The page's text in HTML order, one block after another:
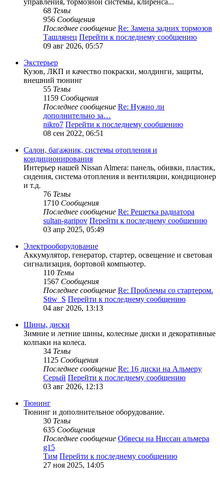
управления, тормозной системы, клиренса...
68 Темы
956 Сообщения
Последнее сообщение Re: Замена задних тормозов
Ташлянец Перейти к последнему сообщению
09 авг 2026, 05:57
Экстерьер
Кузов, ЛКП и качество покраски, молдинги, защиты,
внешний тюнинг
55 Темы
1159 Сообщения
Последнее сообщение Re: Нужно ли
дополнительно за…
nikro7 Перейти к последнему сообщению
08 сен 2022, 06:51
Салон, багажник, системы отопления и
кондиционирования
Интерьер нашей Nissan Almera: панель, обивки, пластик,
сидения, система отопления и вентиляции, кондиционер
и т.д.
76 Темы
1710 Сообщения
Последнее сообщение Re: Решетка радиатора
sultan-garipov Перейти к последнему сообщению
03 апр 2025, 05:49
Электрооборудование
Аккумулятор, генератор, стартер, освещение и световая
сигнализация, бортовой компьютер.
110 Темы
1567 Сообщения
Последнее сообщение Re: Проблемы со стартером.
Stiw_S Перейти к последнему сообщению
04 авг 2026, 13:13
Шины, диски
Зимние и летние шины, колесные диски и декоративные
колпаки на колеса.
34 Темы
1125 Сообщения
Последнее сообщение Re: 16 диски на Альмеру
Серый Перейти к последнему сообщению
03 авг 2026, 12:13
Тюнинг
Тюнинг и дополнительное оборудование.
30 Темы
635 Сообщения
Последнее сообщение Обвесы на Ниссан альмера
g15
Тим Перейти к последнему сообщению
27 ноя 2025, 14:05